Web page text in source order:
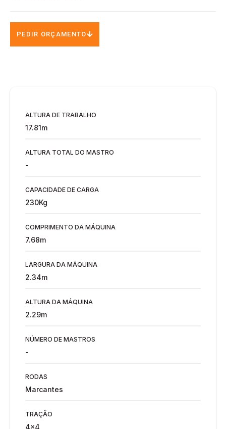
PEDIR ORÇAMENTO
ALTURA DE TRABALHO
17.81m
ALTURA TOTAL DO MASTRO
-
CAPACIDADE DE CARGA
230Kg
COMPRIMENTO DA MÁQUINA
7.68m
LARGURA DA MÁQUINA
2.34m
ALTURA DA MÁQUINA
2.29m
NÚMERO DE MASTROS
-
RODAS
Marcantes
TRAÇÃO
4x4